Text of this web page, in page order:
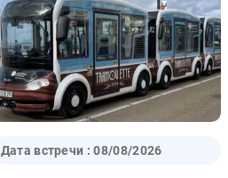
Дата встречи :08/08/2026